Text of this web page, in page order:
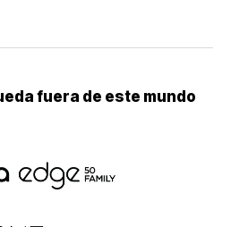
fuera de este mundo